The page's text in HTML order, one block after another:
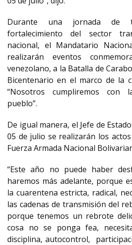
Durante una jornada de
fortalecimiento del sector
nacional, el Mandatario
realizarán eventos
venezolano, a la Batalla de
Bicentenario en el marco de la
“Nosotros cumpliremos con
pueblo”.
De igual manera, el Jefe de
05 de julio se realizarán los
Fuerza Armada Nacional
“Este año no puede haber
haremos más adelante, porque
la cuarentena estricta, radical,
las cadenas de transmisión del
porque tenemos un rebrote
cosa no se ponga fea,
disciplina, autocontrol,